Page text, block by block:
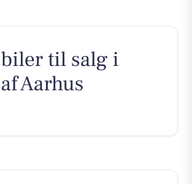
til salg i
Aarhus